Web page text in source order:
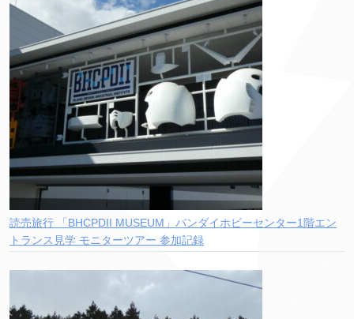
読売旅行 「BHCPDII MUSEUM」バンダイホビーセンター1階エン
トランス見学 モニターツアー 参加記録